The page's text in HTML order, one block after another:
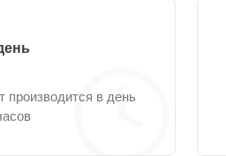
производится в день